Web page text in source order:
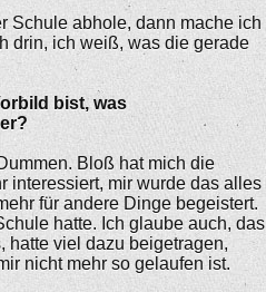
Schule abhole, dann mache ich
drin, ich weiß, was die gerade
bist, was
Bloß hat mich die
interessiert, mir wurde das alles
für andere Dinge begeistert.
hatte. Ich glaube auch, das
hatte viel dazu beigetragen,
nicht mehr so gelaufen ist.